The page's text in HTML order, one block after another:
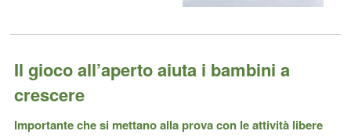
Il gioco all’aperto aiuta i bambini a
crescere
Importante che si mettano alla prova con le attività libere